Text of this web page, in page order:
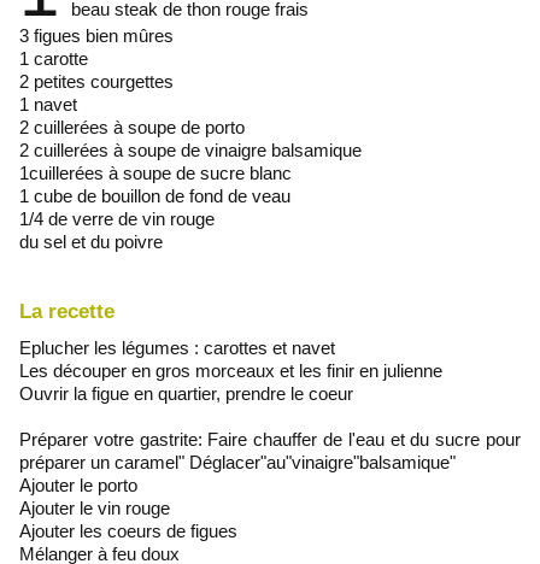
beau steak de thon rouge frais
3 figues bien mûres
1 carotte
2 petites courgettes
1 navet
2 cuillerées à soupe de porto
2 cuillerées à soupe de vinaigre balsamique
1cuillerées à soupe de sucre blanc
1 cube de bouillon de fond de veau
1/4 de verre de vin rouge
du sel et du poivre
La recette
Eplucher les légumes : carottes et navet
Les découper en gros morceaux et les finir en julienne
Ouvrir la figue en quartier, prendre le coeur
Préparer votre gastrite: Faire chauffer de l'eau et du sucre pour
préparer un caramel" Déglacer"au"vinaigre"balsamique"
Ajouter le porto
Ajouter le vin rouge
Ajouter les coeurs de figues
Mélanger à feu doux